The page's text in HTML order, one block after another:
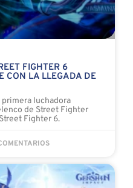
FIGHTER 6
CON LA LLEGADA DE
luchadora
de Street Fighter
Fighter 6.